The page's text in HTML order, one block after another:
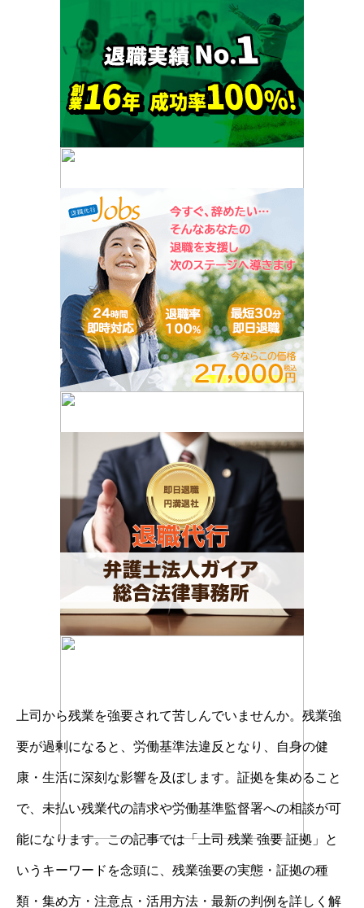
上司から残業を強要されて苦しんでいませんか。残業強
要が過剰になると、労働基準法違反となり、自身の健
康・生活に深刻な影響を及ぼします。証拠を集めること
で、未払い残業代の請求や労働基準監督署への相談が可
能になります。この記事では「上司 残業 強要 証拠」と
いうキーワードを念頭に、残業強要の実態・証拠の種
類・集め方・注意点・活用方法・最新の判例を詳しく解